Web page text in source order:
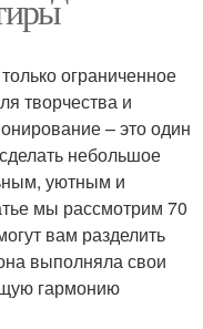
ограниченное
творчества и
– это один
небольшое
уютным и
мы рассмотрим 70
вам разделить
выполняла свои
гармонию